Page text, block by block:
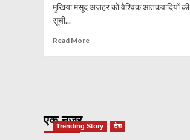
मुखिया मसूद अजहर को वैश्विक आतंकवादियों की
सूची...
Read MoreRead
परिषद
एक नज़र
Trending Story देश